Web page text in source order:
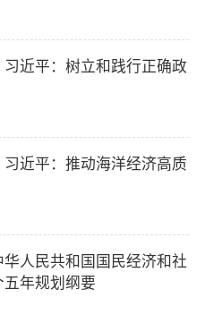
习近平：树立和践行正确政
习近平：推动海洋经济高质
华人民共和国国民经济和社
年规划纲要